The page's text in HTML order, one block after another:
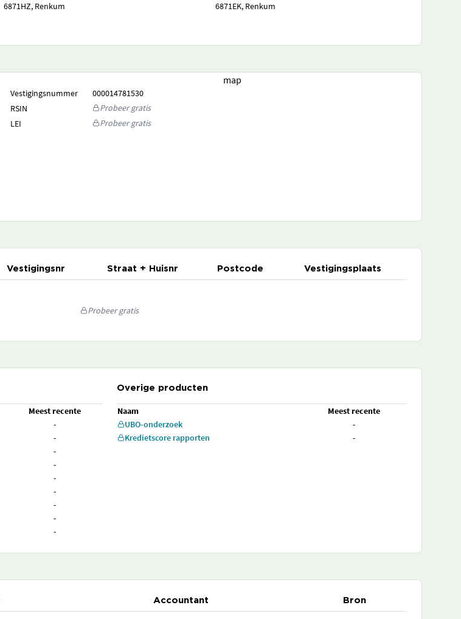
6871HZ, Renkum
6871EK, Renkum
Vestigingsnummer
000014781530
RSIN
Probeer gratis
LEI
Probeer gratis
map
Vestigingsnr Straat + Huisnr Postcode Vestigingsplaats
Probeer gratis
Meest recente
-
-
-
-
-
-
-
-
-
Overige producten
Naam
Meest recente
UBO-onderzoek
-
Kredietscore rapporten
-
Accountant Bron